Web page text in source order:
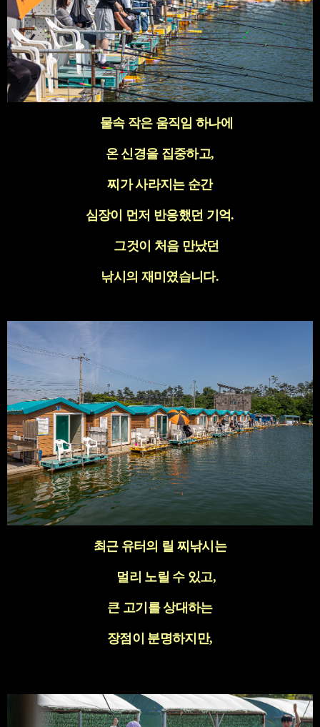
물속 작은 움직임 하나에
온 신경을 집중하고,
찌가 사라지는 순간
심장이 먼저 반응했던 기억.
그것이 처음 만났던
낚시의 재미였습니다.
최근 유터의 릴 찌낚시는
멀리 노릴 수 있고,
큰 고기를 상대하는
장점이 분명하지만,